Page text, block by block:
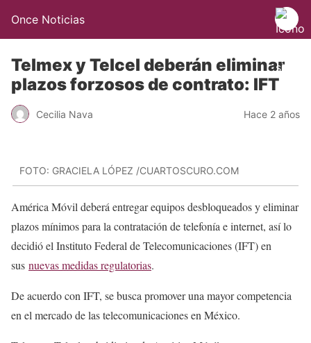
Once Noticias
Telmex y Telcel deberán eliminar
plazos forzosos de contrato: IFT
Cecilia Nava Hace 2 años
FOTO: GRACIELA LÓPEZ /CUARTOSCURO.COM
América Móvil deberá entregar equipos desbloqueados y eliminar
plazos mínimos para la contratación de telefonía e internet, así lo
decidió el Instituto Federal de Telecomunicaciones (IFT) en
sus nuevas medidas regulatorias.
De acuerdo con IFT, se busca promover una mayor competencia
en el mercado de las telecomunicaciones en México.